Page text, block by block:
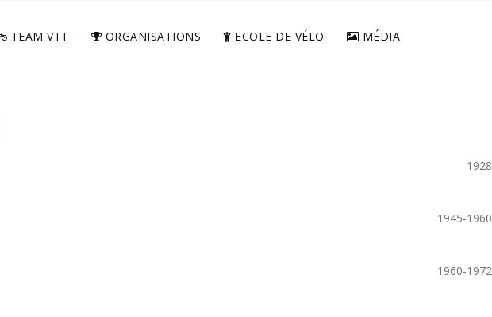
TEAM VTT ORGANISATIONS ECOLE DE VÉLO MÉDIA
1928
1945-1960
1960-1972